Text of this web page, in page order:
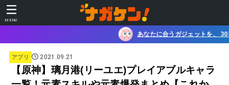
MENU
あなたに合うガジェットを、 30秒でチェック！ガジェット診断ツ
アプリ 2021.09.21
【原神】璃月港(リーユエ)プレイアブルキャラ